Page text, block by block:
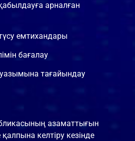
арналған
емтихандары
бағалау
тағайындау
азаматтығын
келтіру кезінде